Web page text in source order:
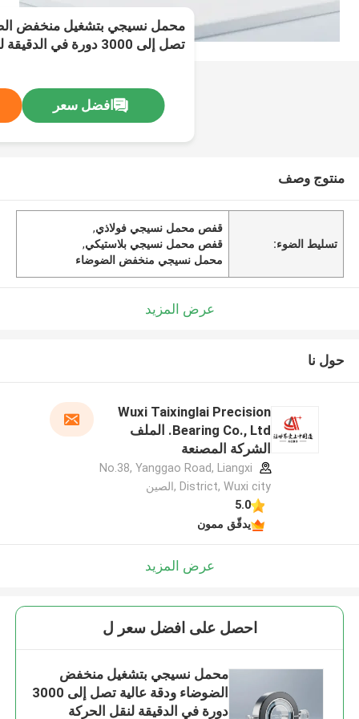
محمل نسيجي بتشغيل منخفض
تصل إلى 3000 دورة في الدقيقة لنقل الحركة والأدوات
افضل سعر
منتوج وصف
تسليط الضوء:
قفص محمل نسيجي فولاذي,
قفص محمل نسيجي بلاستيكي,
محمل نسيجي منخفض الضوضاء
عرض المزيد
حول نا
Wuxi Taixinglai Precision
Bearing Co., Ltd. الملف
الشركة المصنعة
No.38, Yanggao Road, Liangxi
District, Wuxi city ,الصين
5.0
يدقّق ممون
عرض المزيد
احصل على افضل سعر ل
محمل نسيجي بتشغيل منخفض
الضوضاء ودقة عالية تصل إلى 3000
دورة في الدقيقة لنقل الحركة